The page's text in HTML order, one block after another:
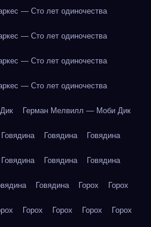
— Сто лет одиночества
— Сто лет одиночества
— Сто лет одиночества
— Сто лет одиночества
Герман Мелвилл — Моби Дик
Говядина Говядина Говядина
Говядина Говядина Говядина
Говядина Горох Горох
Горох Горох Горох Горох